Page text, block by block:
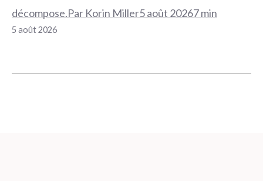
décompose.Par Korin Miller5 août 20267 min
5 août 2026